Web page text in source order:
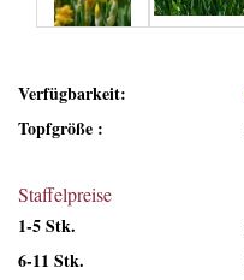
Verfügbarkeit:
Topfgröße :
Staffelpreise
1-5 Stk.
6-11 Stk.